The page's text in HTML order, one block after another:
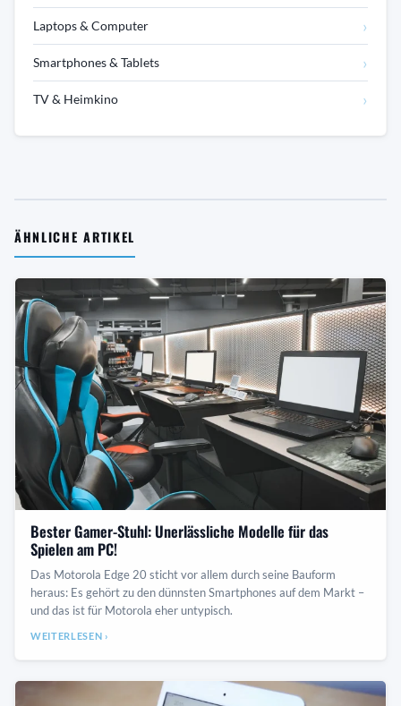
Laptops & Computer ›
Smartphones & Tablets ›
TV & Heimkino ›
ÄHNLICHE ARTIKEL
Bester Gamer-Stuhl: Unerlässliche Modelle für das
Spielen am PC!
Das Motorola Edge 20 sticht vor allem durch seine Bauform
heraus: Es gehört zu den dünnsten Smartphones auf dem Markt –
und das ist für Motorola eher untypisch.
WEITERLESEN ›